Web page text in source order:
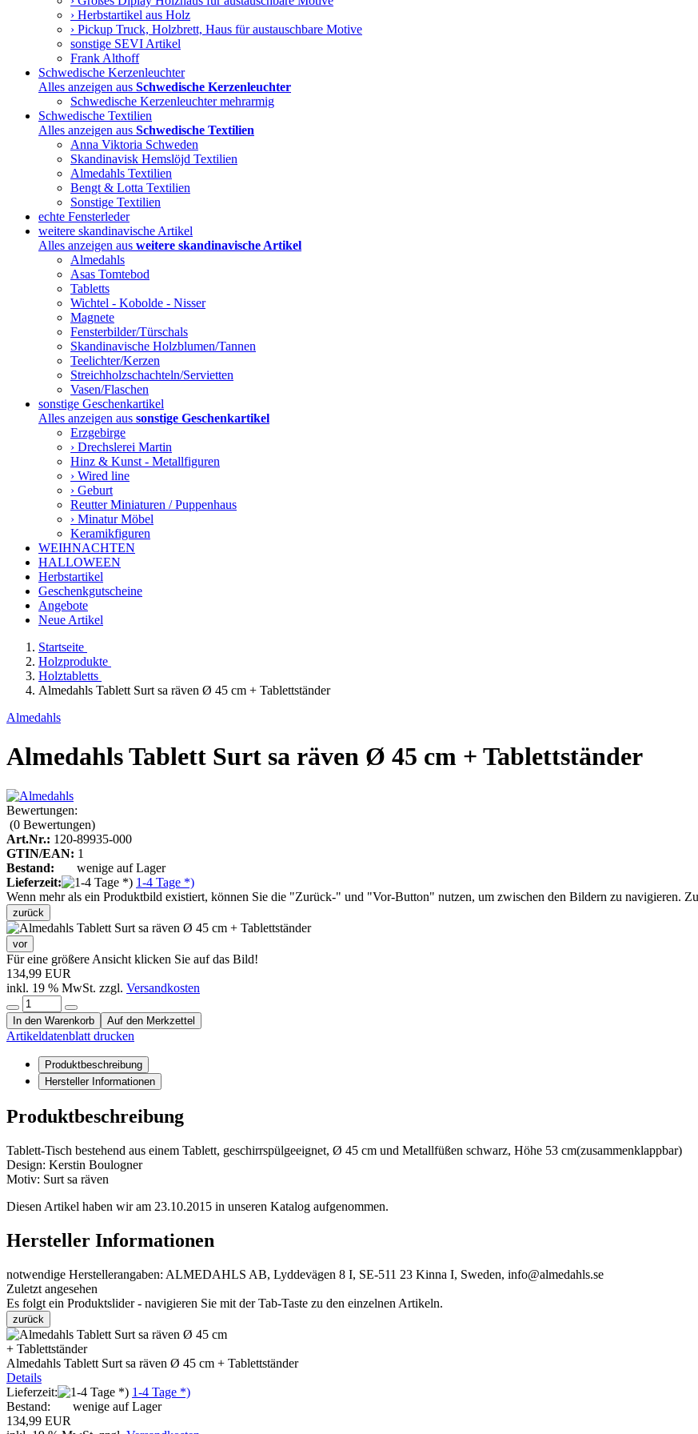
› Herbstartikel aus Holz
› Pickup Truck, Holzbrett, Haus für austauschbare Motive
sonstige SEVI Artikel
Frank Althoff
Schwedische Kerzenleuchter
Alles anzeigen aus Schwedische Kerzenleuchter
Schwedische Kerzenleuchter mehrarmig
Schwedische Textilien
Alles anzeigen aus Schwedische Textilien
Anna Viktoria Schweden
Skandinavisk Hemslöjd Textilien
Almedahls Textilien
Bengt & Lotta Textilien
Sonstige Textilien
echte Fensterleder
weitere skandinavische Artikel
Alles anzeigen aus weitere skandinavische Artikel
Almedahls
Asas Tomtebod
Tabletts
Wichtel - Kobolde - Nisser
Magnete
Fensterbilder/Türschals
Skandinavische Holzblumen/Tannen
Teelichter/Kerzen
Streichholzschachteln/Servietten
Vasen/Flaschen
sonstige Geschenkartikel
Alles anzeigen aus sonstige Geschenkartikel
Erzgebirge
› Drechslerei Martin
Hinz & Kunst - Metallfiguren
› Wired line
› Geburt
Reutter Miniaturen / Puppenhaus
› Minatur Möbel
Keramikfiguren
WEIHNACHTEN
HALLOWEEN
Herbstartikel
Geschenkgutscheine
Angebote
Neue Artikel
Startseite
Holzprodukte
Holztabletts
Almedahls Tablett Surt sa räven Ø 45 cm + Tablettständer
Almedahls
Almedahls Tablett Surt sa räven Ø 45 cm + Tablettständer
Bewertungen:
(0 Bewertungen)
Art.Nr.: 120-89935-000
GTIN/EAN: 1
Bestand:
wenige auf Lager
Lieferzeit:
1-4 Tage *)
Wenn mehr als ein Produktbild existiert, können Sie die "Zurück-" und "Vor-Button" nutzen, um zwischen den Bildern zu navigieren.
zurück
vor
Für eine größere Ansicht klicken Sie auf das Bild!
134,99 EUR
inkl. 19 % MwSt. zzgl. Versandkosten
In den Warenkorb Auf den Merkzettel
Artikeldatenblatt drucken
Produktbeschreibung
Hersteller Informationen
Produktbeschreibung
Tablett-Tisch bestehend aus einem Tablett, geschirrspülgeeignet, Ø 45 cm und Metallfüßen schwarz, Höhe 53 cm(zusammenklappbar)
Design: Kerstin Boulogner
Motiv: Surt sa räven
Diesen Artikel haben wir am 23.10.2015 in unseren Katalog aufgenommen.
Hersteller Informationen
notwendige Herstellerangaben: ALMEDAHLS AB, Lyddevägen 8 I, SE-511 23 Kinna I, Sweden, info@almedahls.se
Zuletzt angesehen
Es folgt ein Produktslider - navigieren Sie mit der Tab-Taste zu den einzelnen Artikeln.
zurück
Almedahls Tablett Surt sa räven Ø 45 cm + Tablettständer
Details
Lieferzeit:
1-4 Tage *)
Bestand:
wenige auf Lager
134,99 EUR